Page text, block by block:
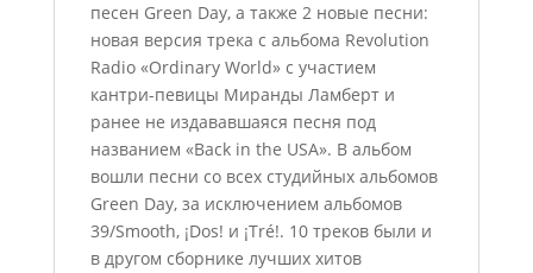
песен Green Day, а также 2 новые песни:
новая версия трека с альбома Revolution
Radio «Ordinary World» с участием
кантри-певицы Миранды Ламберт и
ранее не издававшаяся песня под
названием «Back in the USA». В альбом
вошли песни со всех студийных альбомов
Green Day, за исключением альбомов
39/Smooth, ¡Dos! и ¡Tré!. 10 треков были и
в другом сборнике лучших хитов